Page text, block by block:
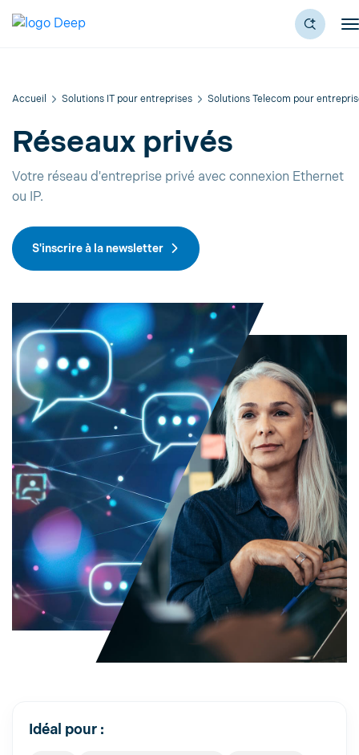
Accueil Solutions IT pour entreprises Solutions Telecom pour
Réseaux privés
Votre réseau d'entreprise privé avec connexion Ethernet
ou IP.
S'inscrire à la newsletter
Idéal pour :